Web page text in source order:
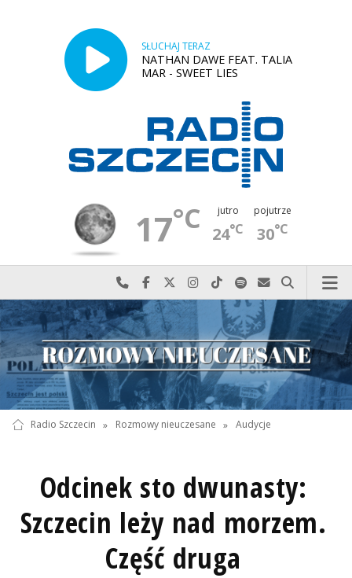
SŁUCHAJ TERAZ
NATHAN DAWE FEAT. TALIA
MAR - SWEET LIES
17°C jutro
24°C
pojutrze
30°C
Najlepiej po prostu do nas zadzwoń
Odwiedź nas na Facebook-u
Odwiedź nas na X
Odwiedź nas na Instagram-ie
Odwiedź nas na TikTok-u
Szukaj nas na Spotify
Wyślij do nas
Szukaj
Radio Szczecin » Rozmowy nieuczesane » Audycje
Odcinek sto dwunasty:
Szczecin leży nad morzem.
Część druga